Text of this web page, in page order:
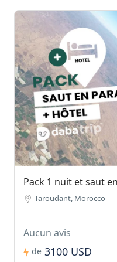
Pack 1 nuit et saut
Taroudant, Morocco
Aucun avis
de 3100 USD